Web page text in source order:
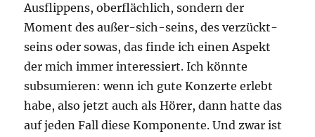
Ausflippens, oberflächlich, sondern der
Moment des außer-sich-seins, des verzückt-
seins oder sowas, das finde ich einen Aspekt
der mich immer interessiert. Ich könnte
subsumieren: wenn ich gute Konzerte erlebt
habe, also jetzt auch als Hörer, dann hatte das
auf jeden Fall diese Komponente. Und zwar ist